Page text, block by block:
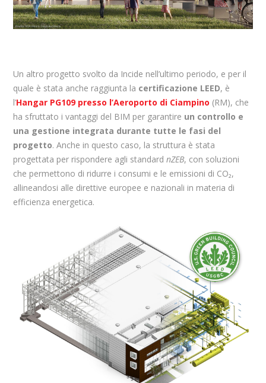
Un altro progetto svolto da Incide nell’ultimo periodo, e per il
quale è stata anche raggiunta la certificazione LEED, è
l’Hangar PG109 presso l’Aeroporto di Ciampino (RM), che
ha sfruttato i vantaggi del BIM per garantire un controllo e
una gestione integrata durante tutte le fasi del
progetto. Anche in questo caso, la struttura è stata
progettata per rispondere agli standardnZEB, con soluzioni
che permettono di ridurre i consumi e le emissioni di CO₂,
allineandosi alle direttive europee e nazionali in materia di
efficienza energetica.